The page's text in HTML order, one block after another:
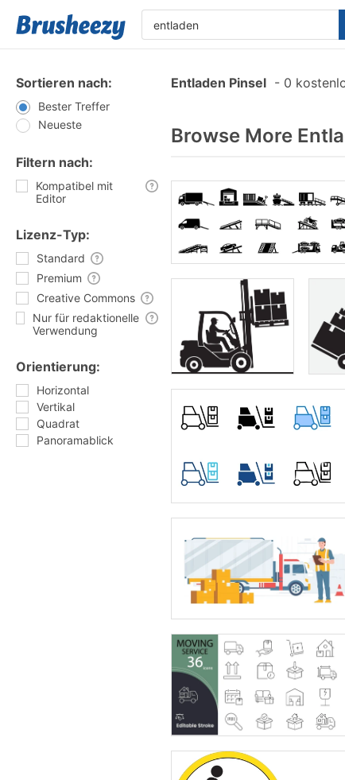
Sortieren nach:
Bester Treffer
Neueste
Filtern nach:
Kompatibel mit
Editor
Lizenz-Typ:
Standard
Premium
Creative Commons
Nur für redaktionelle
Verwendung
Orientierung:
Horizontal
Vertikal
Quadrat
Panoramablick
Entladen Pinsel - 0
Browse More